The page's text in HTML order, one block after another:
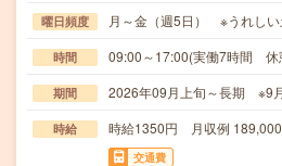
曜日頻度 月～金（週5日） ※うれしい
時間 09:00～17:00(実働7時間 休
期間 2026年09月上旬～長期 ※9
時給 時給1350円 月収例
交通費